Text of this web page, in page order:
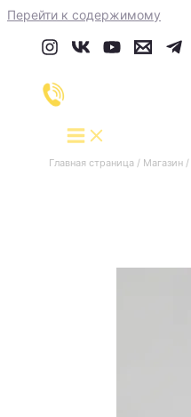
Перейти к содержимому
Главная страница/ Магазин/